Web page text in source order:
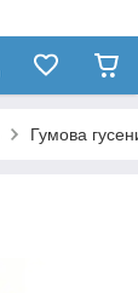
Гумова